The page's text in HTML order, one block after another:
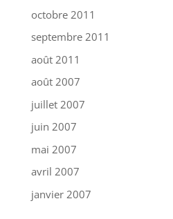
octobre 2011
septembre 2011
août 2011
août 2007
juillet 2007
juin 2007
mai 2007
avril 2007
janvier 2007